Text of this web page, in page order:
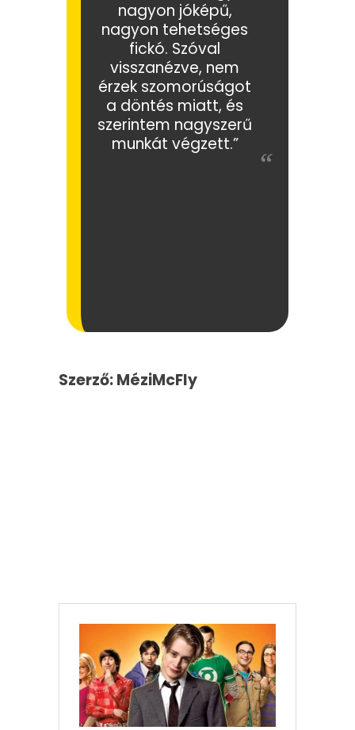
nagyon jóképű,
nagyon tehetséges
fickó. Szóval
visszanézve, nem
érzek szomorúságot
a döntés miatt, és
szerintem nagyszerű
munkát végzett.”
Szerző: MéziMcFly